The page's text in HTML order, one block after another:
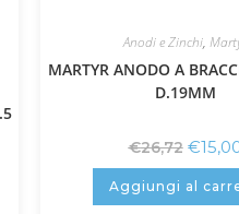
Anodi e Zinchi,
MARTYR ANODO A
D.19MM
€26,72 €
Aggiungi al